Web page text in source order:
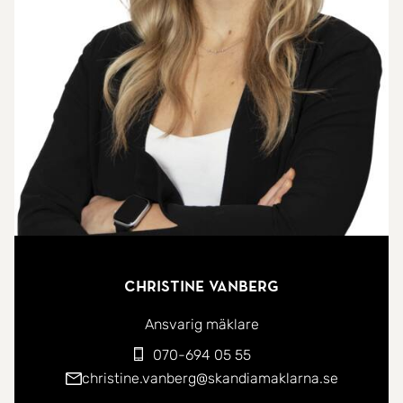
runt halva huset. Altanen är delvis inglasad för att
njuta av utevistelsen oavsett väder och
resterande del har glasräcke med tonade glas.
Inne möts du av en rymlig hall som välkomnar dig
in i huset med plats för avhängning och praktisk
förvaring. Modernt kök som har gott om
förvaringsutrymme för att hålla allt organiserat
och lättillgängligt. Vardagsrummet är luftigt och
inbjudande med värme från kaminen, här är även
entréplanet finner du ett badrum som kombinerar
funktion och stil, klinkergolv med golvvärme, en
erbjuds det möjligheter till ytterligare utrymme och
Christine Vanberg
Ansvarig mäklare
070-694 05 55
christine.vanberg@skandiamaklarna.se